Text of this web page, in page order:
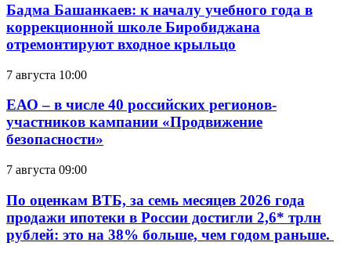
Бадма Башанкаев: к началу учебного года в
коррекционной школе Биробиджана
отремонтируют входное крыльцо
7 августа 10:00
ЕАО – в числе 40 российских регионов-
участников кампании «Продвижение
безопасности»
7 августа 09:00
По оценкам ВТБ, за семь месяцев 2026 года
продажи ипотеки в России достигли 2,6* трлн
рублей: это на 38% больше, чем годом раньше.